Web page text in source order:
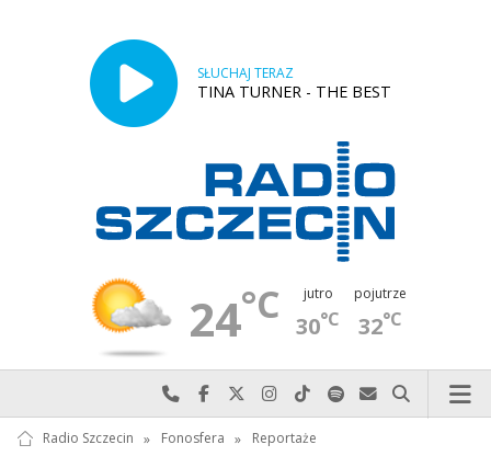
SŁUCHAJ TERAZ
TINA TURNER - THE BEST
24°C jutro
30°C
pojutrze
32°C
Najlepiej po prostu do nas zadzwoń
Odwiedź nas na Facebook-u
Odwiedź nas na X
Odwiedź nas na Instagram-ie
Odwiedź nas na TikTok-u
Szukaj nas na Spotify
Wyślij do nas
Szukaj
Radio Szczecin » Fonosfera » Reportaże